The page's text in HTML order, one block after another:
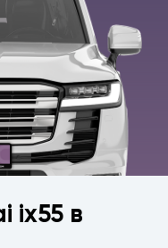
ix55 в